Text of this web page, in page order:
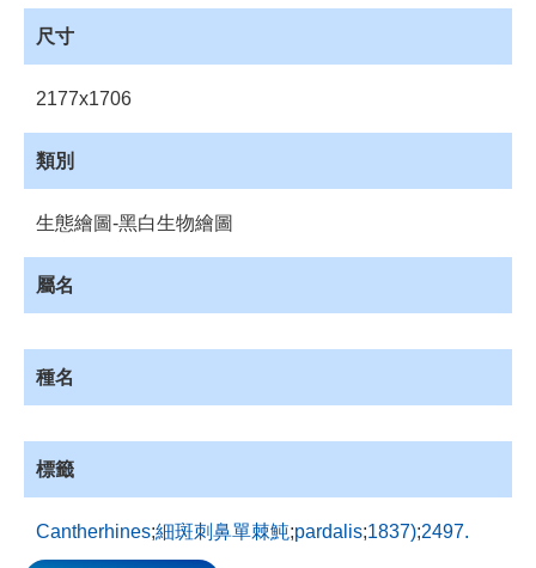
資
源
管
資
源
藏
尺寸
2177x1706
類別
生態繪圖-黑白生物繪圖
屬名
種名
標籤
Cantherhines;細斑刺鼻單棘魨;pardalis;1837);2497.